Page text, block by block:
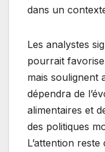
dans un
Les analystes
pourrait
mais soulignent
dépendra de
alimentaires et
des politiques
L’attention